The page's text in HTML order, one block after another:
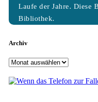
Laufe der Jahre. Diese
Bibliothek.
Archiv
Archiv